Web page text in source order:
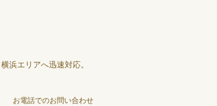
浜エリアへ迅速対応。
お電話でのお問い合わせ